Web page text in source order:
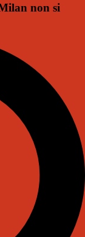
non si